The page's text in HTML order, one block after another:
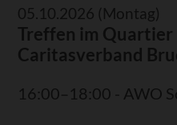
05.10.2026 (Montag)
Treffen im Quartier
Caritasverband
16:00–18:00 - AWO